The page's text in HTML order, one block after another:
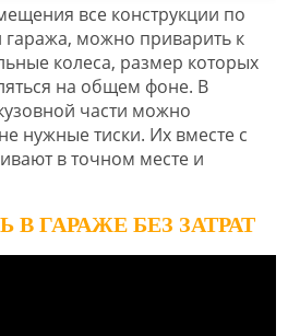
все конструкции по
гаража, можно приварить к
колеса, размер которых
на общем фоне. В
части можно
нужные тиски. Их вместе с
в точном месте и
В ГАРАЖЕ БЕЗ ЗАТРАТ